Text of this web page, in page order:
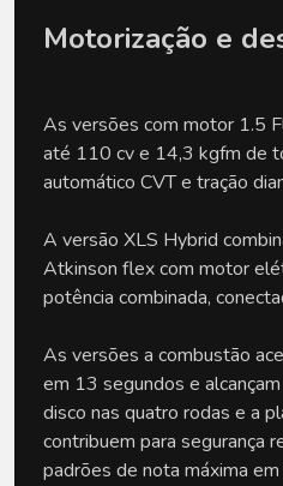
Motorização e
As versões com motor 1.5
até 110 cv e 14,3 kgfm de
automático CVT e tração
A versão XLS Hybrid
Atkinson flex com motor
potência combinada,
As versões a combustão
em 13 segundos e
disco nas quatro rodas e a
contribuem para segurança
padrões de nota máxima